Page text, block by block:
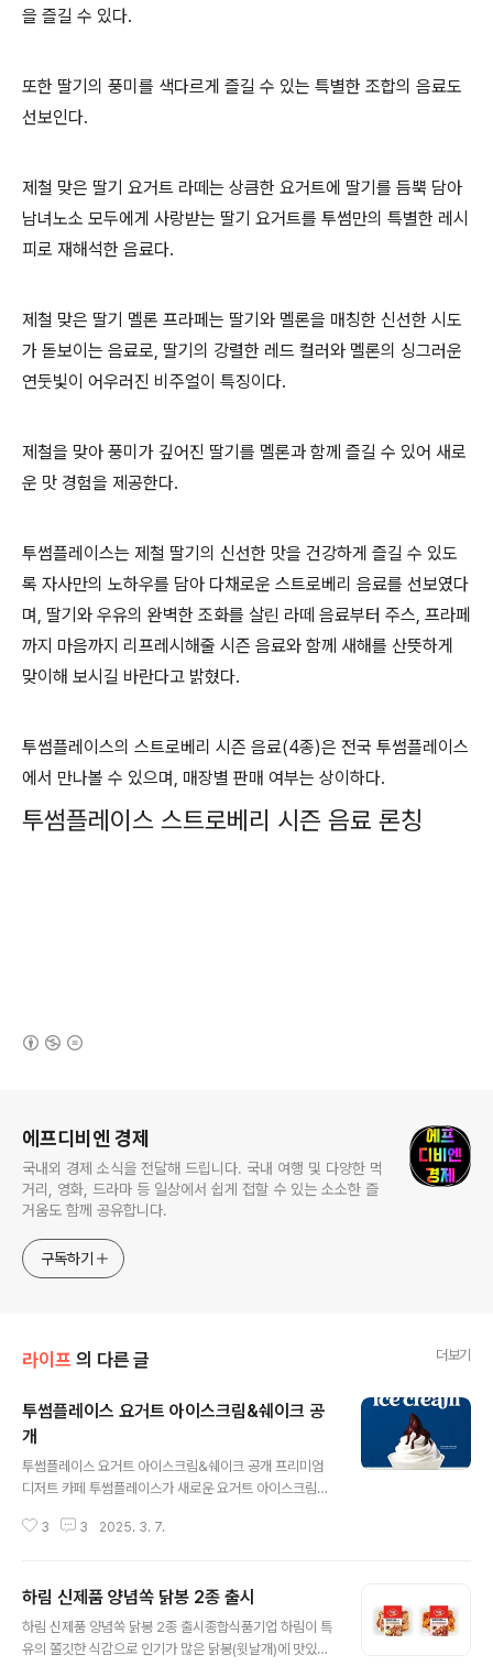
을 즐길 수 있다.
또한 딸기의 풍미를 색다르게 즐길 수 있는 특별한 조합의 음료도
선보인다.
제철 맞은 딸기 요거트 라떼는 상큼한 요거트에 딸기를 듬뿍 담아
남녀노소 모두에게 사랑받는 딸기 요거트를 투썸만의 특별한 레시
피로 재해석한 음료다.
제철 맞은 딸기 멜론 프라페는 딸기와 멜론을 매칭한 신선한 시도
가 돋보이는 음료로, 딸기의 강렬한 레드 컬러와 멜론의 싱그러운
연둣빛이 어우러진 비주얼이 특징이다.
제철을 맞아 풍미가 깊어진 딸기를 멜론과 함께 즐길 수 있어 새로
운 맛 경험을 제공한다.
투썸플레이스는 제철 딸기의 신선한 맛을 건강하게 즐길 수 있도
록 자사만의 노하우를 담아 다채로운 스트로베리 음료를 선보였다
며, 딸기와 우유의 완벽한 조화를 살린 라떼 음료부터 주스, 프라페
까지 마음까지 리프레시해줄 시즌 음료와 함께 새해를 산뜻하게
맞이해 보시길 바란다고 밝혔다.
투썸플레이스의 스트로베리 시즌 음료(4종)은 전국 투썸플레이스
에서 만나볼 수 있으며, 매장별 판매 여부는 상이하다.
투썸플레이스 스트로베리 시즌 음료 론칭
에프디비엔 경제
국내외 경제 소식을 전달해 드립니다. 국내 여행 및 다양한 먹
거리, 영화, 드라마 등 일상에서 쉽게 접할 수 있는 소소한 즐
거움도 함께 공유합니다.
구독하기
라이프 의 다른 글 더보기
투썸플레이스 요거트 아이스크림&쉐이크 공
개
투썸플레이스 요거트 아이스크림&쉐이크 공개 프리미엄
디저트 카페 투썸플레이스가 새로운 요거트 아이스크림과
다. 투썸플레이스는 매 시즌 트렌드를 반영한 신제품을 출
플레이버로 선보이며 대중의 입맛을 저격하러 나섰다. 더
불어 꾸준한 사랑을 받아온 쉐이크 메뉴의 라인업을 리뉴
얼해 보다 다양한 선택지를 제공한다. 먼저 새롭게 리뉴얼
3 3 2025. 3. 7.
하림 신제품 양념쏙 닭봉 2종 출시
하림 신제품 양념쏙 닭봉 2종 출시종합식품기업 하림이 특
유의 쫄깃한 식감으로 인기가 많은 닭봉(윗날개)에 맛있는